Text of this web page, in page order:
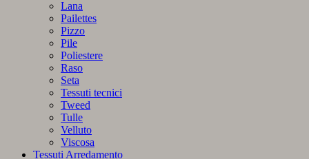
Lana
Pailettes
Pizzo
Pile
Poliestere
Raso
Seta
Tessuti tecnici
Tweed
Tulle
Velluto
Viscosa
Tessuti Arredamento